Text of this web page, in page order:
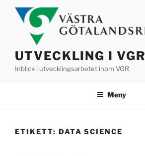
Hoppa
UTVECKLING I VGR
Inblick i utvecklingsarbetet inom VGR
Meny
ETIKETT: DATA SCIENCE